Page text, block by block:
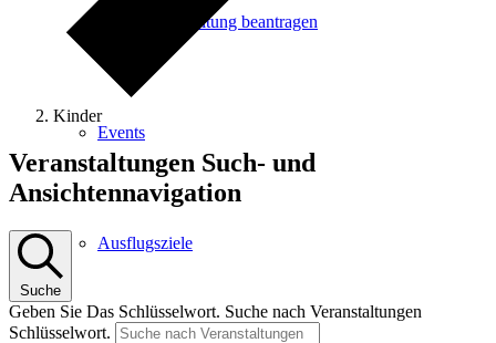
Veranstaltung beantragen
Events
Ausflugsziele
Kinder
Veranstaltungen
Veranstaltungen Such- und
Ansichtennavigation
Suche
Geben Sie Das Schlüsselwort. Suche nach Veranstaltungen
Schlüsselwort.